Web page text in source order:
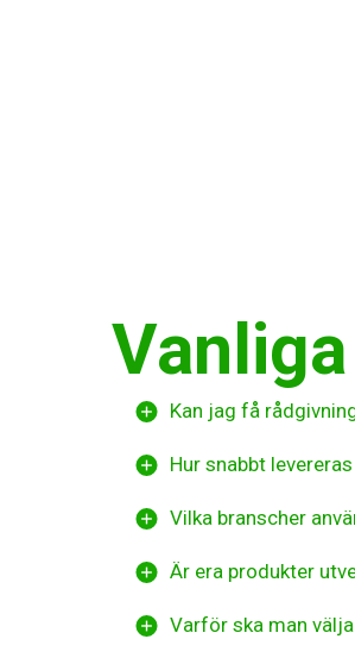
Kan jag få
Hur snabbt
Vilka branscher
Är era produkter
Varför ska man